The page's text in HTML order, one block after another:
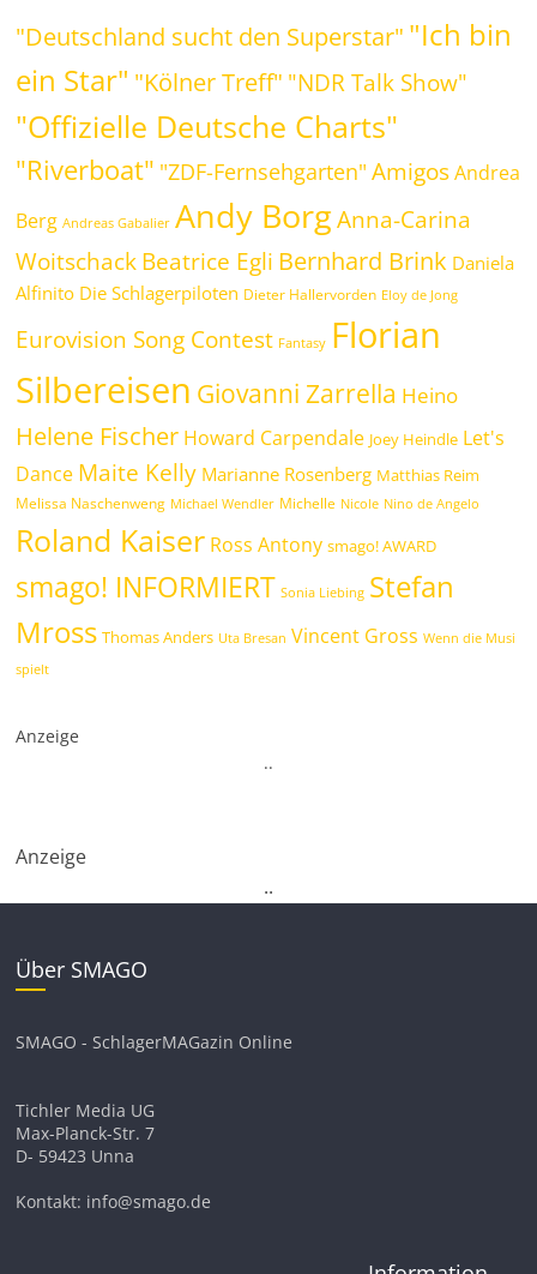
"Deutschland sucht den Superstar" "Ich bin
ein Star" "Kölner Treff" "NDR Talk Show"
"Offizielle Deutsche Charts"
"Riverboat" "ZDF-Fernsehgarten" Amigos Andrea
Berg Andreas Gabalier Andy Borg Anna-Carina
WoitschackBeatrice Egli Bernhard Brink Daniela
Alfinito Die Schlagerpiloten Dieter Hallervorden Eloy de Jong
Eurovision Song Contest Fantasy Florian
Silbereisen Giovanni Zarrella Heino
Helene Fischer Howard Carpendale Joey Heindle Let's
Dance Maite Kelly Marianne Rosenberg Matthias Reim
Melissa Naschenweng Michael Wendler Michelle Nicole Nino de Angelo
Roland Kaiser Ross Antony smago! AWARD
smago! INFORMIERT Sonia Liebing Stefan
Mross Thomas Anders Uta Bresan Vincent Gross Wenn die Musi
spielt
Anzeige
..
Anzeige
..
Über SMAGO
SMAGO - SchlagerMAGazin Online
Tichler Media UG
Max-Planck-Str. 7
D- 59423 Unna
Kontakt: info@smago.de